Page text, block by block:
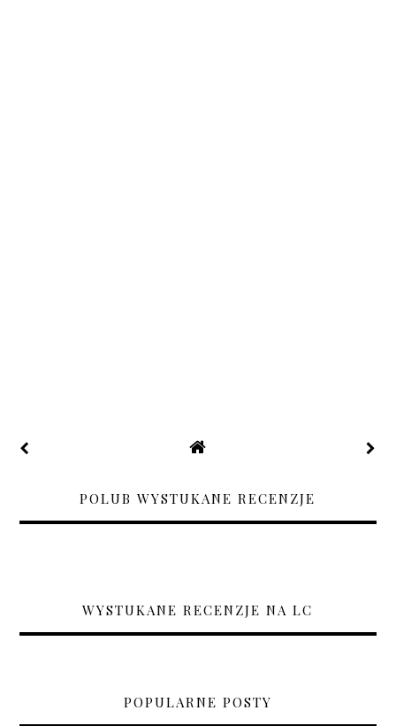
POLUB WYSTUKANE RECENZJE
WYSTUKANE RECENZJE NA LC
POPULARNE POSTY